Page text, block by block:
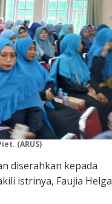
(ARUS)
diserahkan kepada
istrinya, Faujia Helga